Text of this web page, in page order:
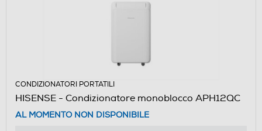
CONDIZIONATORI PORTATILI
HISENSE - Condizionatore monoblocco APH12QC
AL MOMENTO NON DISPONIBILE